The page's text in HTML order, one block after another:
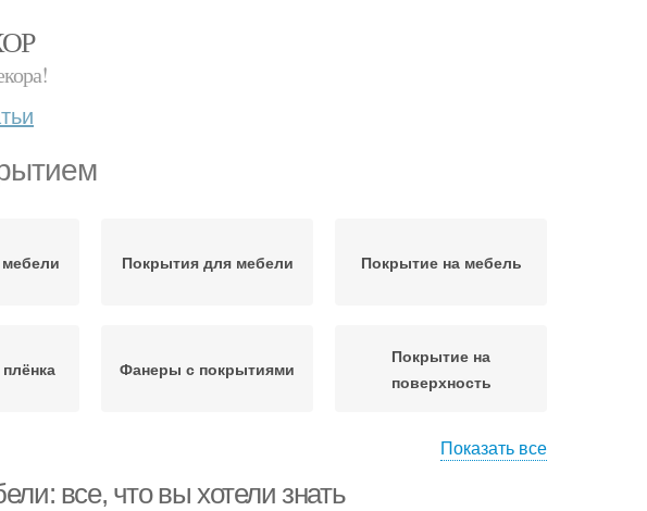
Покрытия для мебели Покрытие на мебель
Фанеры с покрытиями
Покрытие на
поверхность
Показать все
все, что вы хотели знать